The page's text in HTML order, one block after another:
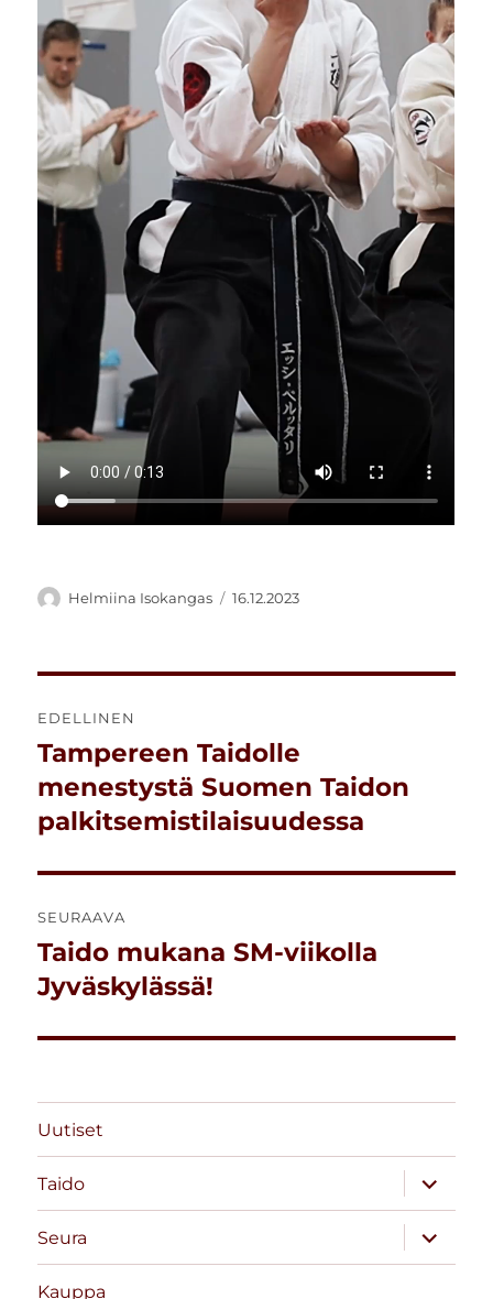
Kirjoittaja
Helmiina Isokangas Julkaistu
16.12.2023
selaus
EDELLINEN
Edellinen
artikkeli:
Tampereen Taidolle
menestystä Suomen Taidon
palkitsemistilaisuudessa
SEURAAVA
Seuraava
artikkeli:
Taido mukana SM-viikolla
Jyväskylässä!
Uutiset
Taido
näytä
Seura
näytä
Kauppa